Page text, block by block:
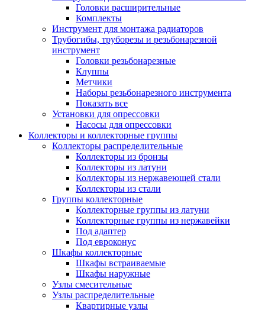
Головки расширительные
Комплекты
Инструмент для монтажа радиаторов
Трубогибы, труборезы и резьбонарезной
инструмент
Головки резьбонарезные
Клуппы
Метчики
Наборы резьбонарезного инструмента
Показать все
Установки для опрессовки
Насосы для опрессовки
Коллекторы и коллекторные группы
Коллекторы распределительные
Коллекторы из бронзы
Коллекторы из латуни
Коллекторы из нержавеющей стали
Коллекторы из стали
Группы коллекторные
Коллекторные группы из латуни
Коллекторные группы из нержавейки
Под адаптер
Под евроконус
Шкафы коллекторные
Шкафы встраиваемые
Шкафы наружные
Узлы смесительные
Узлы распределительные
Квартирные узлы